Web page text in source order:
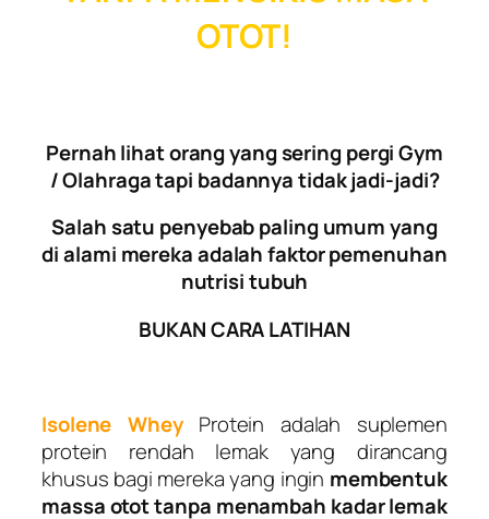
OTOT!
Pernah lihat orang yang sering pergi Gym
/ Olahraga tapi badannya tidak jadi-jadi?
Salah satu penyebab paling umum yang
di alami mereka adalah faktor pemenuhan
nutrisi tubuh
BUKAN CARA LATIHAN
Isolene WheyProtein adalah suplemen
protein rendah lemak yang dirancang
khusus bagi mereka yang ingin membentuk
massa otot tanpa menambah kadar lemak